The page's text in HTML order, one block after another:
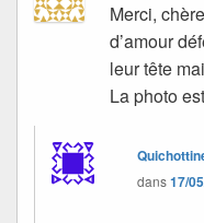
Merci,
d’amour
leur tête
La photo
dans17/